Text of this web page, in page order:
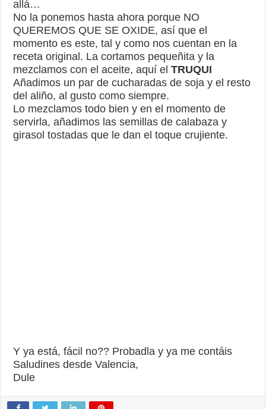
allá…
No la ponemos hasta ahora porque NO
QUEREMOS QUE SE OXIDE, así que el
momento es este, tal y como nos cuentan en la
receta original. La cortamos pequeñita y la
mezclamos con el aceite, aquí elTRUQUI
Añadimos un par de cucharadas de soja y el resto
del aliño, al gusto como siempre.
Lo mezclamos todo bien y en el momento de
servirla, añadimos las semillas de calabaza y
girasol tostadas que le dan el toque crujiente.
Y ya está, fácil no?? Probadla y ya me contáis
Saludines desde Valencia,
Dule